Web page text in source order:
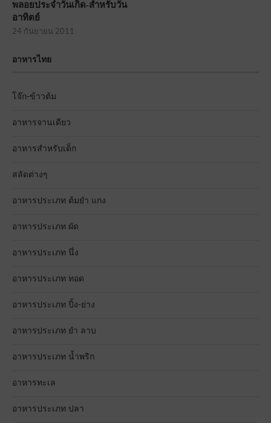
พลอยประจำวันเกิด-สำหรับวัน
อาทิตย์
24 กันยายน 2011
อาหารไทย
โจ๊ก-ข้าวต้ม
อาหารจานเดียว
อาหารสำหรับเด็ก
สลัดต่างๆ
อาหารประเภท ต้มยำ แกง
อาหารประเภท ผัด
อาหารประเภท นึ่ง
อาหารประเภท ทอด
อาหารประเภท ปิ้ง-ย่าง
อาหารประเภท ยำ ลาบ
อาหารประเภท น้ำพริก
อาหารทะเล
อาหารประเภท ปลา